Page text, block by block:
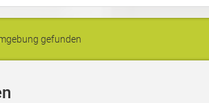
gefunden